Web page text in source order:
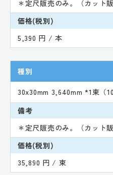
＊定尺販売のみ。（カット販
価格(税別)
5,390 円 / 本
種別
30x30mm 3,640mm *1束（10
備考
＊定尺販売のみ。（カット販
価格(税別)
35,890 円 / 束